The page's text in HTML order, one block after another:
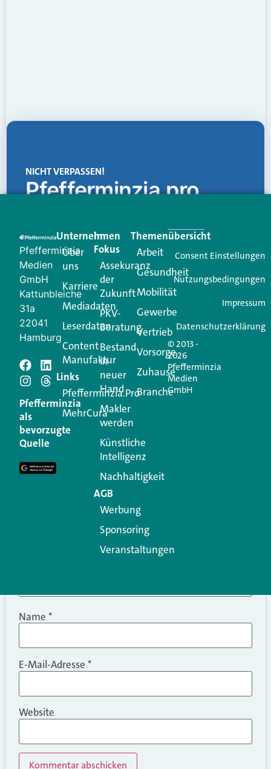
NICHT VERPASSEN!
Pfefferminzia.pro
Creator für Ihre Kundenkommunikation. Alles, was
Ihren Vertriebsalltag leichter macht. Mit nur einem
Login.
Jetzt anmelden
Schreiben Sie einen
Kommentar
Ihre E-Mail-Adresse wird nicht veröffentlicht.
Erforderliche Felder sind mit
Kommentar
Name *
E-Mail-Adresse *
Website
Pfefferminzia
Medien
GmbH
Kattunbleiche
31a
22041
Hamburg
Pfefferminzia
als
bevorzugte
Quelle
Unternehmen
Über
uns
Karriere
Mediadaten
Leserdaten
Content
Manufaktur
Links
Pfefferminzia.Pro
MehrCura
Im
Fokus
Assekuranz
der
Zukunft
PKV-
Beratung
Bestand
in
neuer
Hand
Makler
werden
Künstliche
Intelligenz
Nachhaltigkeit
AGB
Werbung
Sponsoring
Veranstaltungen
Themenübersicht
Arbeit
Gesundheit
Mobilität
Gewerbe
Vertrieb
Vorsorge
Zuhause
Branche
© 2013 -
2026
Pfefferminzia
Medien
GmbH
Consent Einstellungen
Nutzungsbedingungen
Impressum
Datenschutzerklärung